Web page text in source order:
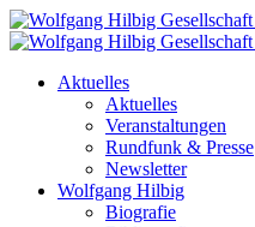
Aktuelles
Aktuelles
Veranstaltungen
Rundfunk & Presse
Newsletter
Wolfgang Hilbig
Biografie